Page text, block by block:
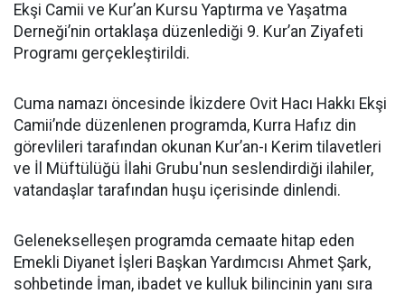
Ekşi Camii ve Kur’an Kursu Yaptırma ve Yaşatma
Derneği’nin ortaklaşa düzenlediği 9. Kur’an Ziyafeti
Programı gerçekleştirildi.
Cuma namazı öncesinde İkizdere Ovit Hacı Hakkı Ekşi
Camii’nde düzenlenen programda, Kurra Hafız din
görevlileri tarafından okunan Kur’an-ı Kerim tilavetleri
ve İl Müftülüğü İlahi Grubu'nun seslendirdiği ilahiler,
vatandaşlar tarafından huşu içerisinde dinlendi.
Gelenekselleşen programda cemaate hitap eden
Emekli Diyanet İşleri Başkan Yardımcısı Ahmet Şark,
sohbetinde İman, ibadet ve kulluk bilincinin yanı sıra